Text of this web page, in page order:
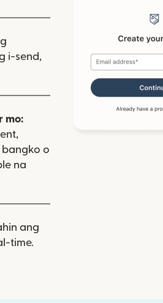
i-send,
mo:
o
na
ang
time.